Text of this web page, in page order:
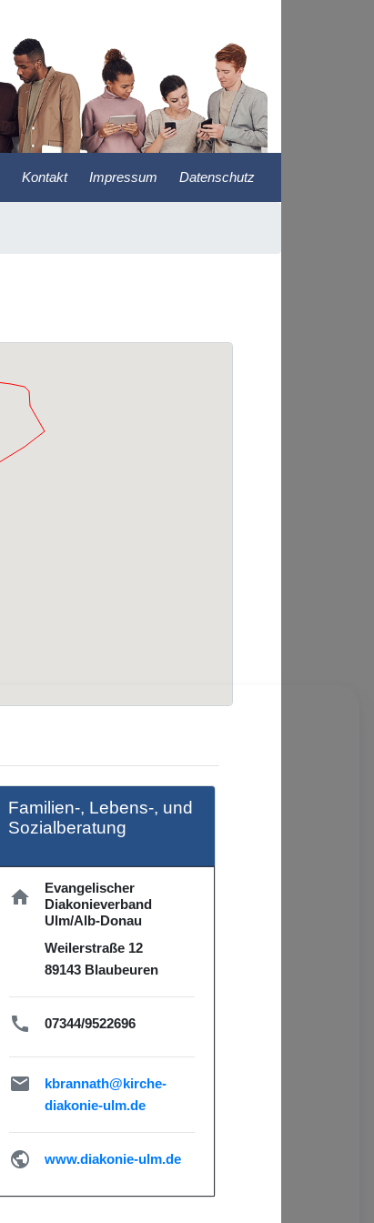
Kontakt Impressum Datenschutz
Familien-, Lebens-, und
Sozialberatung
home
Evangelischer
Diakonieverband
Ulm/Alb-Donau
Weilerstraße 12
89143 Blaubeuren
call 07344/9522696
local_post_office
kbrannath@kirche-
diakonie-ulm.de
public www.diakonie-ulm.de